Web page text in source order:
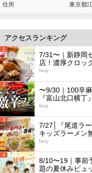
住所 東京都
アクセスランキング
1
7/31〜｜新静岡
店！濃厚クロッ
favy
2
〜9/30｜100辛
『富山北口横丁
favy
3
7/27│『尾道ラ
キッズラーメン
favy
4
8/10〜19｜事前
題の夏休みビュ